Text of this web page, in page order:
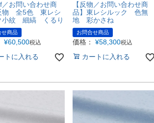
／お問い合わせ商
物 全5色 東レシ
小紋 細縞 くるり
せ商品
¥60,500税込
トに入れる
【反物／お問い合わせ商
品】東レシルック 色無
地 彩かさね
お問合せ商品
価格： ¥58,300税込
カートに入れる